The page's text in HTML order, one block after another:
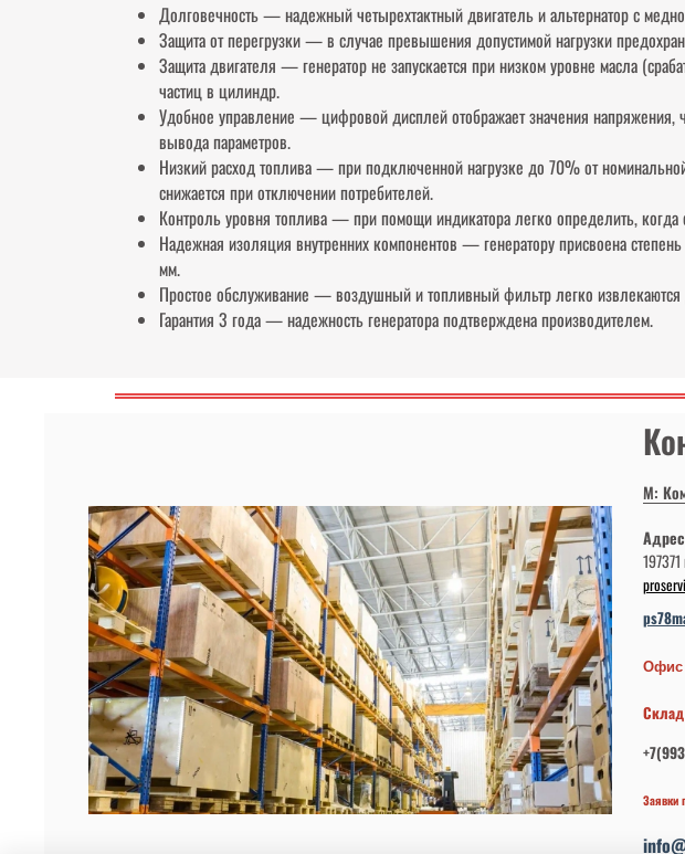
Долговечность — надежный четырехтактный двигатель и альтернатор с
Защита от перегрузки — в случае превышения допустимой нагрузки
Защита двигателя — генератор не запускается при низком уровне масла
частиц в цилиндр.
Удобное управление — цифровой дисплей отображает значения напряжения,
вывода параметров.
Низкий расход топлива — при подключенной нагрузке до 70% от
снижается при отключении потребителей.
Контроль уровня топлива — при помощи индикатора легко определить, когда
Надежная изоляция внутренних компонентов — генератору присвоена
мм.
Простое обслуживание — воздушный и топливный фильтр легко
Гарантия 3 года — надежность генератора подтверждена производителем.
М:
Офис
Заявки